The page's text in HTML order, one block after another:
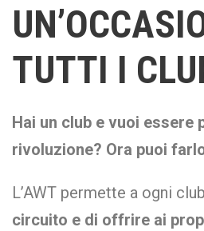
TUTTI I
Hai un club e vuoi essere
rivoluzione? Ora puoi
L’AWT permette a ogni
circuito e di offrire ai